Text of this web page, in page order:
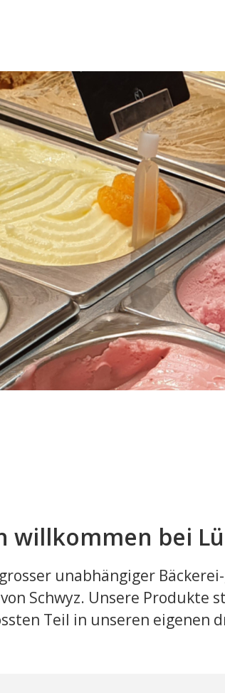
willkommen bei
unabhängiger
Schwyz. Unsere
Teil in unseren eigenen